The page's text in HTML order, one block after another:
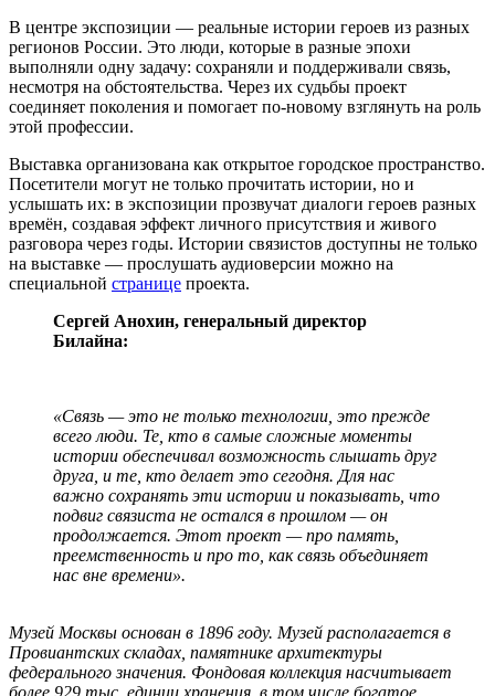
В центре экспозиции — реальные истории героев из разных
регионов России. Это люди, которые в разные эпохи
выполняли одну задачу: сохраняли и поддерживали связь,
несмотря на обстоятельства. Через их судьбы проект
соединяет поколения и помогает по-новому взглянуть на роль
этой профессии.
Выставка организована как открытое городское пространство.
Посетители могут не только прочитать истории, но и
услышать их: в экспозиции прозвучат диалоги героев разных
времён, создавая эффект личного присутствия и живого
разговора через годы. Истории связистов доступны не только
на выставке — прослушать аудиоверсии можно на
специальной странице проекта.
Сергей Анохин, генеральный директор
Билайна:
«Связь — это не только технологии, это прежде
всего люди. Те, кто в самые сложные моменты
истории обеспечивал возможность слышать друг
друга, и те, кто делает это сегодня. Для нас
важно сохранять эти истории и показывать, что
подвиг связиста не остался в прошлом — он
продолжается. Этот проект — про память,
преемственность и про то, как связь объединяет
нас вне времени».
Музей Москвы основан в 1896 году. Музей располагается в
Провиантских складах, памятнике архитектуры
федерального значения. Фондовая коллекция насчитывает
более 929 тыс. единиц хранения, в том числе богатое